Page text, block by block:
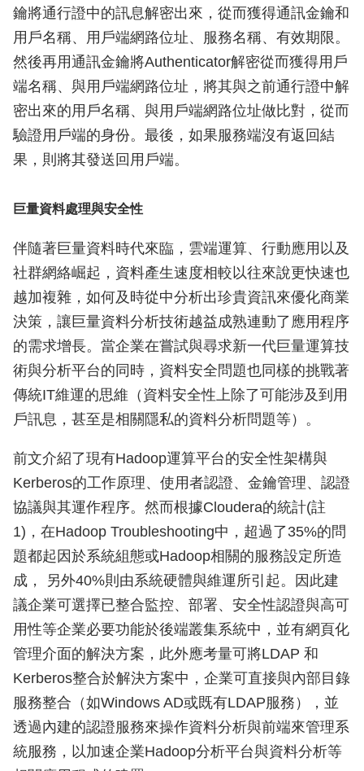
鑰將通行證中的訊息解密出來，從而獲得通訊金鑰和
用戶名稱、用戶端網路位址、服務名稱、有效期限。
然後再用通訊金鑰將Authenticator解密從而獲得用戶
端名稱、與用戶端網路位址，將其與之前通行證中解
密出來的用戶名稱、與用戶端網路位址做比對，從而
驗證用戶端的身份。最後，如果服務端沒有返回結
果，則將其發送回用戶端。
巨量資料處理與安全性
伴隨著巨量資料時代來臨，雲端運算、行動應用以及
社群網絡崛起，資料產生速度相較以往來說更快速也
越加複雜，如何及時從中分析出珍貴資訊來優化商業
決策，讓巨量資料分析技術越益成熟連動了應用程序
的需求增長。當企業在嘗試與尋求新一代巨量運算技
術與分析平台的同時，資料安全問題也同樣的挑戰著
傳統IT維運的思維（資料安全性上除了可能涉及到用
戶訊息，甚至是相關隱私的資料分析問題等）。
前文介紹了現有Hadoop運算平台的安全性架構與
Kerberos的工作原理、使用者認證、金鑰管理、認證
協議與其運作程序。然而根據Cloudera的統計(註
1)，在Hadoop Troubleshooting中，超過了35%的問
題都起因於系統組態或Hadoop相關的服務設定所造
成， 另外40%則由系統硬體與維運所引起。因此建
議企業可選擇已整合監控、部署、安全性認證與高可
用性等企業必要功能於後端叢集系統中，並有網頁化
管理介面的解決方案，此外應考量可將LDAP 和
Kerberos整合於解決方案中，企業可直接與內部目錄
服務整合（如Windows AD或既有LDAP服務），並
透過內建的認證服務來操作資料分析與前端來管理系
統服務，以加速企業Hadoop分析平台與資料分析等